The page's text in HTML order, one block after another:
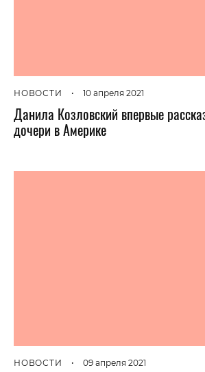
НОВОСТИ • 10 апреля 2021
Данила Козловский впервые
дочери в Америке
НОВОСТИ • 09 апреля 2021